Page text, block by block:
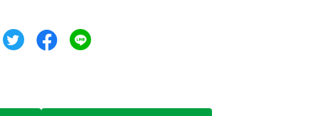
ツイートシェア